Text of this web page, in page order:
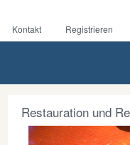
Kontakt Registrieren
Restauration und